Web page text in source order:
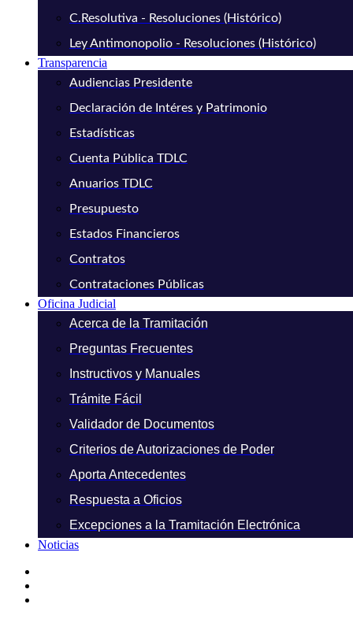
C.Resolutiva - Resoluciones (Histórico)
Ley Antimonopolio - Resoluciones (Histórico)
Transparencia
Audiencias Presidente
Declaración de Intéres y Patrimonio
Estadísticas
Cuenta Pública TDLC
Anuarios TDLC
Presupuesto
Estados Financieros
Contratos
Contrataciones Públicas
Oficina Judicial
Acerca de la Tramitación
Preguntas Frecuentes
Instructivos y Manuales
Trámite Fácil
Validador de Documentos
Criterios de Autorizaciones de Poder
Aporta Antecedentes
Respuesta a Oficios
Excepciones a la Tramitación Electrónica
Noticias